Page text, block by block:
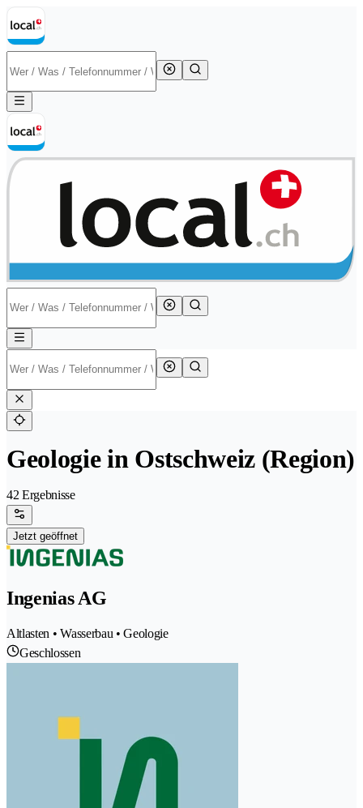
Geologie in Ostschweiz (Region)
42 Ergebnisse
Jetzt geöffnet
Ingenias AG
Altlasten • Wasserbau • Geologie
Geschlossen